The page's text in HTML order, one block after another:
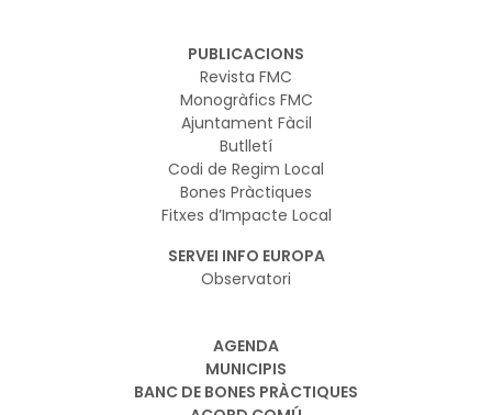
PUBLICACIONS
Revista FMC
Monogràfics FMC
Ajuntament Fàcil
Butlletí
Codi de Regim Local
Bones Pràctiques
Fitxes d’Impacte Local
SERVEI INFO EUROPA
Observatori
AGENDA
MUNICIPIS
BANC DE BONES PRÀCTIQUES